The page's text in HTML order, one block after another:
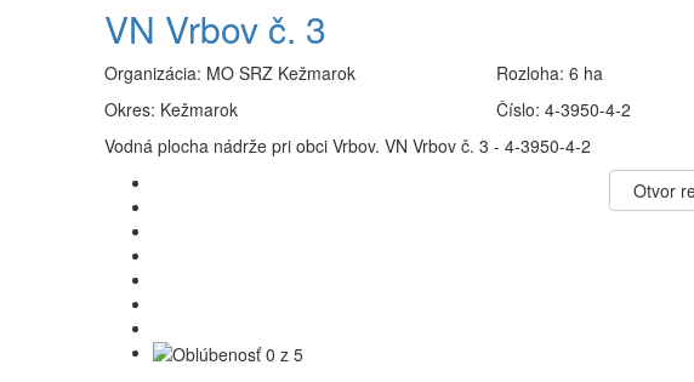
VN Vrbov č. 3
Organizácia: MO SRZ Kežmarok
Okres: Kežmarok
Rozloha:6 ha
Číslo:4-3950-4-2
Vodná plocha nádrže pri obci Vrbov. VN Vrbov č. 3 - 4-3950-4-2
Otvor